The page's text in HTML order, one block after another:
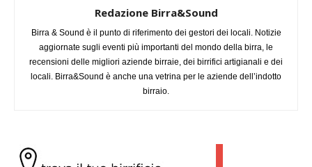
Redazione Birra&Sound
Birra & Sound è il punto di riferimento dei gestori dei locali. Notizie
aggiornate sugli eventi più importanti del mondo della birra, le
recensioni delle migliori aziende birraie, dei birrifici artigianali e dei
locali. Birra&Sound è anche una vetrina per le aziende dell’indotto
birraio.